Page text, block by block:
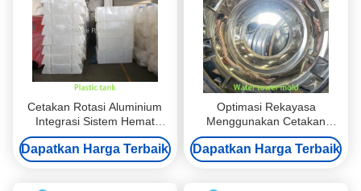
Cetakan Rotasi Aluminium
Integrasi Sistem Hemat
Ruang untuk Tangki Plastik
Persegi dan Persegi Panjang
Dapatkan Harga Terbaik
Optimasi Rekayasa
Menggunakan Cetakan
Rotasi Aluminium untuk
Tangki Silinder Vertikal
Dapatkan Harga Terbaik